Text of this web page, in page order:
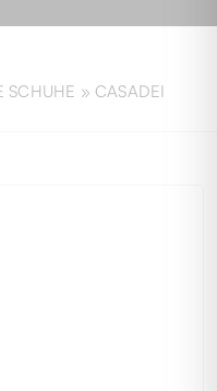
SCHUHE » CASADEI